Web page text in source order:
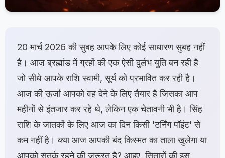
20 मार्च 2026 की सुबह आपके लिए कोई साधारण सुबह नहीं
है। आज ब्रह्मांड में ग्रहों की एक ऐसी दुर्लभ युति बन रही है
जो सीधे आपके राशि स्वामी, सूर्य को प्रभावित कर रही है।
आज की ऊर्जा आपको वह देने के लिए तैयार है जिसका आप
महीनों से इंतजार कर रहे थे, लेकिन एक चेतावनी भी है। सिंह
राशि के जातकों के लिए आज का दिन किसी 'टर्निंग पॉइंट' से
कम नहीं है। क्या आज आपकी बंद किस्मत का ताला खुलेगा या
आपको सतर्क रहने की जरूरत है? आइए, सितारों की इस